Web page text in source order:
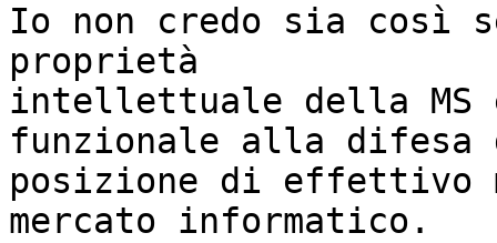
Io non credo sia così
proprietà
intellettuale della MS
funzionale alla difesa
posizione di effettivo
mercato informatico.